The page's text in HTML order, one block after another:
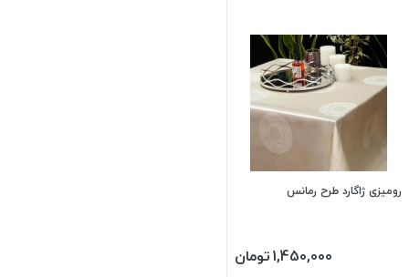
رومیزی ژاگارد طرح رمانس
1,450,000تومان